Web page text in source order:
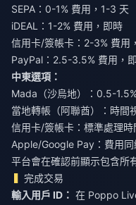
SEPA：0-1% 費用，1-3 天
iDEAL：1-2% 費用，即時
信用卡/簽帳卡：2-3% 費用
PayPal：2.5-3.5% 費用，
中東選項：
Mada（沙烏地）：0.5-
當地轉帳（阿聯酋）：時間
信用卡/簽帳卡：標準處理時
Apple/Google Pay：費用同
平台會在確認前顯示包含所
完成交易
輸入用戶 ID： 在 Poppo